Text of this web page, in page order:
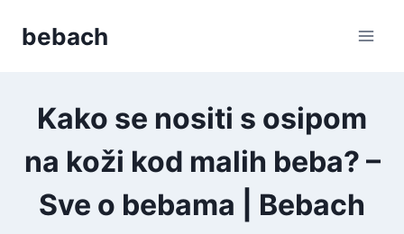
bebach
Kako se nositi s osipom
na koži kod malih beba? –
Sve o bebama | Bebach